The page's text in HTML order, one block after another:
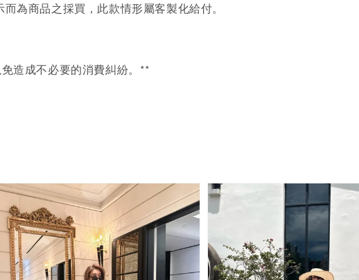
為商品之採買，此款情形屬客製化給付。
造成不必要的消費糾紛。**